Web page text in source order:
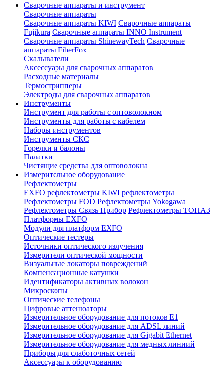
Сварочные аппараты и инструмент
Сварочные аппараты
Сварочные аппараты KIWI Сварочные аппараты
Fujikura Сварочные аппараты INNO Instrument
Сварочные аппараты ShinewayTech Cварочные
аппараты FiberFox
Скалыватели
Аксессуары для сварочных аппаратов
Расходные материалы
Термострипперы
Электроды для сварочных аппаратов
Инструменты
Инструмент для работы с оптоволокном
Инструменты для работы с кабелем
Наборы инструментов
Инструменты СКС
Горелки и балоны
Палатки
Чистящие средства для оптоволокна
Измерительное оборудование
Рефлектометры
EXFO рефлектометры KIWI рефлектометры
Рефлектометры FOD Рефлектометры Yokogawa
Рефлектометры Связь Прибор Рефлектометры ТОПАЗ
Платформы EXFO
Модули для платформ EXFO
Оптические тестеры
Источники оптического излучения
Измерители оптической мощности
Визуальные локаторы повреждений
Компенсационные катушки
Идентификаторы активных волокон
Микроскопы
Оптические телефоны
Цифровые аттенюаторы
Измерительное оборудование для потоков Е1
Измерительное оборудование для ADSL линий
Измерительное оборудование для Gigabit Ethernet
Измерительное оборудование для медных линиий
Приборы для слаботочных сетей
Аксессуары к оборудованию